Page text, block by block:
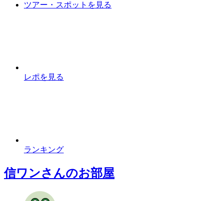
ツアー・スポットを見る
レポを見る
ランキング
信ワンさんのお部屋